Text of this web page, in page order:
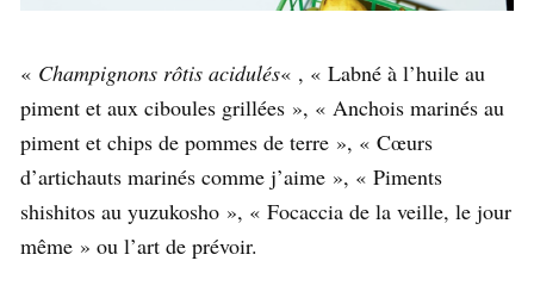
« Champignons rôtis acidulés« , « Labné à l’huile au
piment et aux ciboules grillées », « Anchois marinés au
piment et chips de pommes de terre », « Cœurs
d’artichauts marinés comme j’aime », « Piments
shishitos au yuzukosho », « Focaccia de la veille, le jour
même » ou l’art de prévoir.